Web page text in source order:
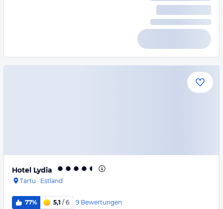
Hotel Lydia
Tartu · Estland
77% 5,1 / 6 9 Bewertungen